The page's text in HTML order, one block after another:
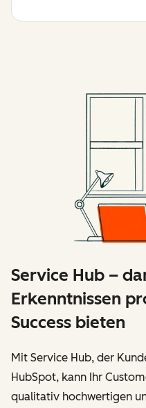
Service Hub –
Erkenntnissen
Success bieten
Mit Service Hub, der
HubSpot, kann Ihr
qualitativ hochwertigen